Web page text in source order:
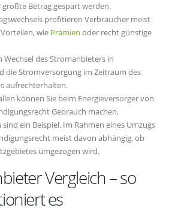
Betrag gespart werden.
profitieren Verbraucher meist
wie Prämien oder recht günstige
Wechsel des Stromanbieters in
die Stromversorgung im Zeitraum des
aufrechterhalten.
können Sie beim Energieversorger von
Gebrauch machen,
ein Beispiel. Im Rahmen eines Umzugs
meist davon abhängig, ob
umgezogen wird.
Vergleich – so
es